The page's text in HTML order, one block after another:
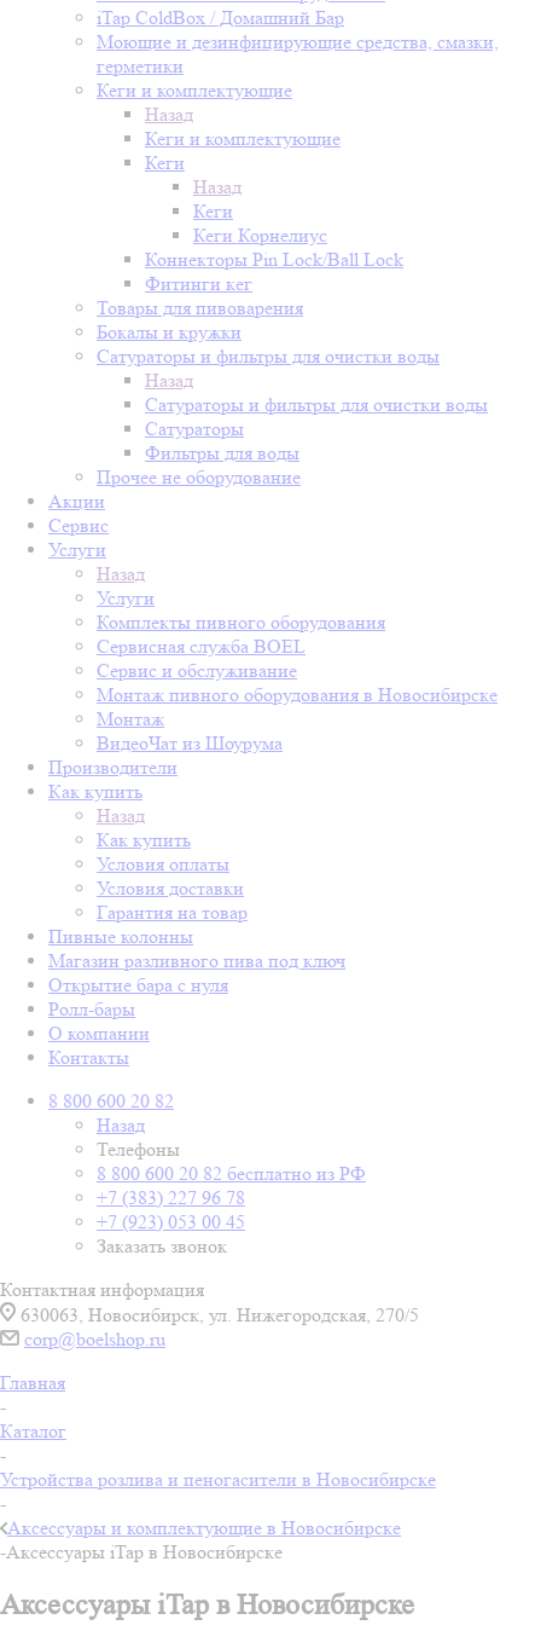
iTap ColdBox / Домашний Бар
Моющие и дезинфицирующие средства, смазки,
герметики
Кеги и комплектующие
Назад
Кеги и комплектующие
Кеги
Назад
Кеги
Кеги Корнелиус
Коннекторы Pin Lock/Ball Lock
Фитинги кег
Товары для пивоварения
Бокалы и кружки
Сатураторы и фильтры для очистки воды
Назад
Сатураторы и фильтры для очистки воды
Сатураторы
Фильтры для воды
Прочее не оборудование
Акции
Сервис
Услуги
Назад
Услуги
Комплекты пивного оборудования
Сервисная служба BOEL
Сервис и обслуживание
Монтаж пивного оборудования в Новосибирске
Монтаж
ВидеоЧат из Шоурума
Производители
Как купить
Назад
Как купить
Условия оплаты
Условия доставки
Гарантия на товар
Пивные колонны
Магазин разливного пива под ключ
Открытие бара с нуля
Ролл-бары
О компании
Контакты
8 800 600 20 82
Назад
Телефоны
8 800 600 20 82 бесплатно из РФ
+7 (383) 227 96 78
+7 (923) 053 00 45
Заказать звонок
Контактная информация
630063, Новосибирск, ул. Нижегородская, 270/5
corp@boelshop.ru
Главная
-
Каталог
-
Устройства розлива и пеногасители в Новосибирске
-
Аксессуары и комплектующие в Новосибирске
-Аксессуары iTap в Новосибирске
Аксессуары iTap в Новосибирске